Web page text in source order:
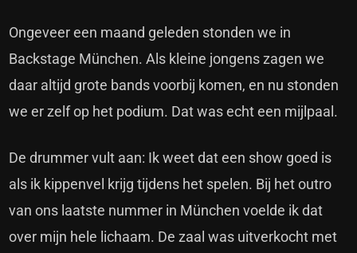
Ongeveer een maand geleden stonden we in
Backstage München. Als kleine jongens zagen we
daar altijd grote bands voorbij komen, en nu stonden
we er zelf op het podium. Dat was echt een mijlpaal.
De drummer vult aan: Ik weet dat een show goed is
als ik kippenvel krijg tijdens het spelen. Bij het outro
van ons laatste nummer in München voelde ik dat
over mijn hele lichaam. De zaal was uitverkocht met